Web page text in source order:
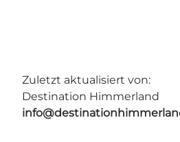
Zuletzt aktualisiert von:
Destination Himmerland